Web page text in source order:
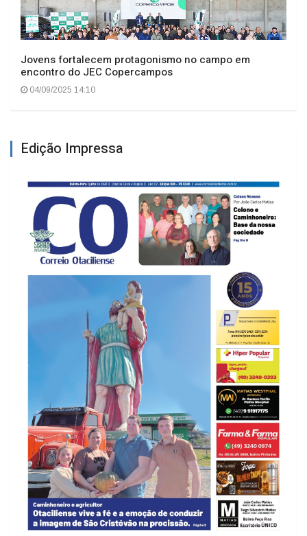
Jovens fortalecem protagonismo no campo em
encontro do JEC Copercampos
04/09/2025 14:10
Edição Impressa